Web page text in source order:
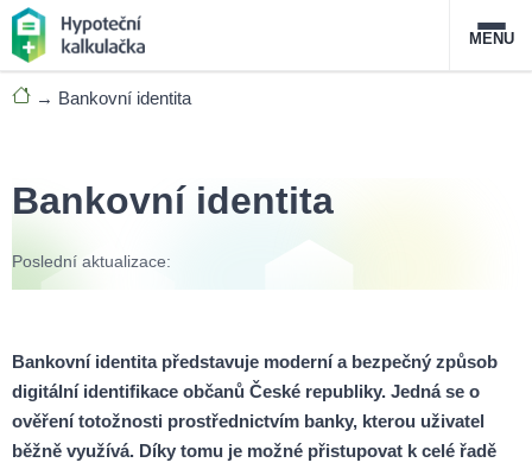
Nabídka hypoték
O službě
MENU
→ Bankovní identita
Bankovní identita
Poslední aktualizace:
Bankovní identita představuje moderní a bezpečný způsob
digitální identifikace občanů České republiky. Jedná se o
ověření totožnosti prostřednictvím banky, kterou uživatel
běžně využívá. Díky tomu je možné přistupovat k celé řadě